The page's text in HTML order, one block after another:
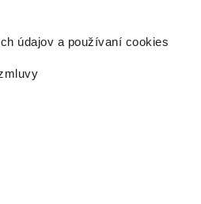
údajov a používaní cookies